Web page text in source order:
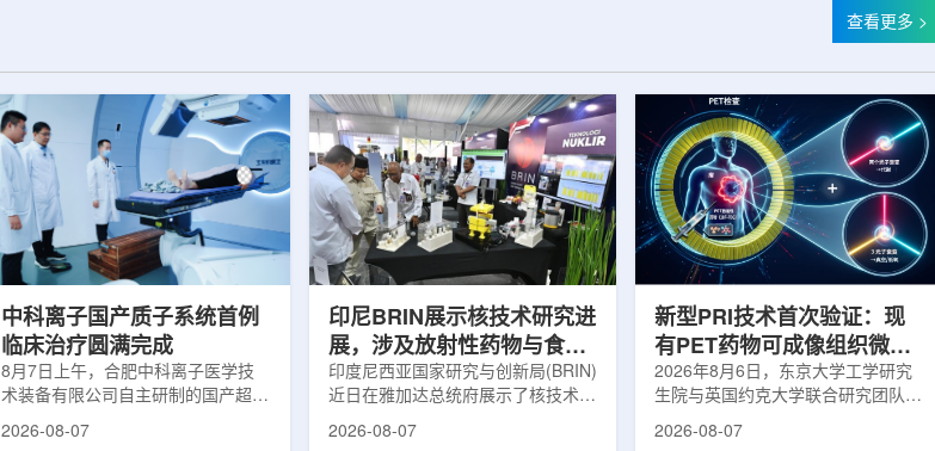
查看更多 >
中科离子国产质子系统首例
临床治疗圆满完成
8月7日上午，合肥中科离子医学技
术装备有限公司自主研制的国产超导
回旋质子治疗系统，在合肥离子医学
2026-08-07
印尼BRIN展示核技术研究进
展，涉及放射性药物与食品
辐照应用
印度尼西亚国家研究与创新局(BRIN)
近日在雅加达总统府展示了核技术研
究成果。BRIN局长阿里夫·萨特里亚
2026-08-07
新型PRI技术首次验证：现
有PET药物可成像组织微环
境
2026年8月6日，东京大学工学研究
生院与英国约克大学联合研究团队宣
布，已建立一种利用正电子三光子衰
2026-08-07